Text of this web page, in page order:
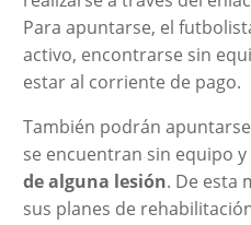
Para apuntarse, el
activo, encontrarse sin
estar al corriente de pago.
También podrán
se encuentran sin equipo
de alguna lesión. De esta
sus planes de